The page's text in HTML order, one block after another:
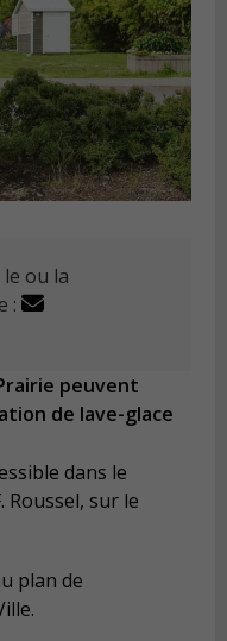
ou la
:
peuvent
de lave-glace
dans le
Roussel, sur le
plan de